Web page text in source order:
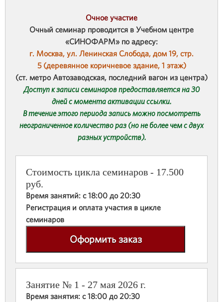
Очное участие
Очный семинар проводится в Учебном центре
«СИНОФАРМ» по адресу:
г. Москва, ул. Ленинская Слобода, дом 19, стр.
5 (деревянное коричневое здание, 1 этаж)
(ст. метро Автозаводская, последний вагон из центра)
Доступ к записи семинаров предоставляется на 30
дней с момента активации ссылки.
В течение этого периода запись можно посмотреть
неограниченное количество раз (но не более чем с двух
разных устройств).
Стоимость цикла семинаров - 17.500
руб.
Время занятий: с 18:00 до 20:30
Регистрация и оплата участия в цикле
семинаров
Оформить заказ
Занятие № 1 - 27 мая 2026 г.
Время занятия: с 18:00 до 20:30